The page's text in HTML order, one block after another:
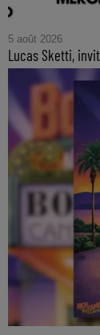
5 août 2026
Lucas Sketti,